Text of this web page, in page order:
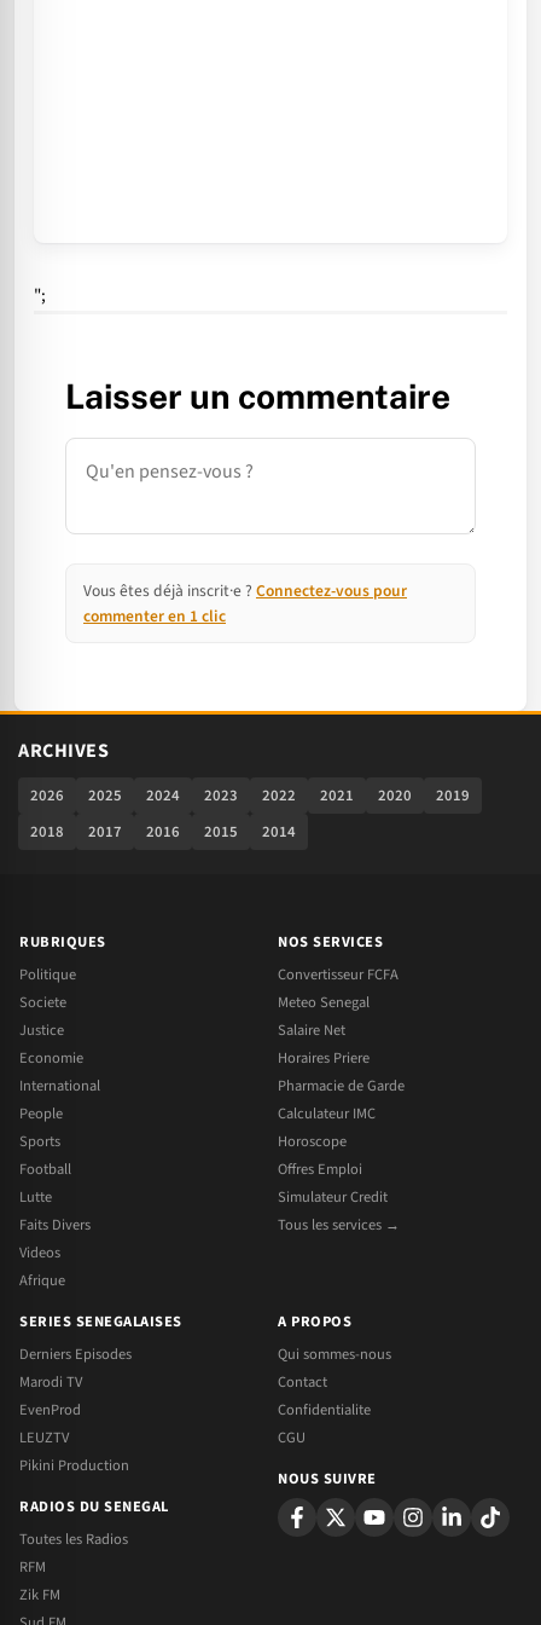
";
Laisser un commentaire
Commentaire
Vous êtes déjà inscrit·e ? Connectez-vous pour
commenter en 1 clic
ARCHIVES
2026 2025 2024 2023 2022 2021 2020
2019
2018
2017 2016 2015 2014
RUBRIQUES
Politique
Societe
Justice
Economie
International
People
Sports
Football
Lutte
Faits Divers
Videos
Afrique
NOS SERVICES
Convertisseur FCFA
Meteo Senegal
Salaire Net
Horaires Priere
Pharmacie de Garde
Calculateur IMC
Horoscope
Offres Emploi
Simulateur Credit
Tous les services →
SERIES SENEGALAISES
Derniers Episodes
Marodi TV
EvenProd
LEUZTV
Pikini Production
RADIOS DU SENEGAL
Toutes les Radios
RFM
Zik FM
A PROPOS
Qui sommes-nous
Contact
Confidentialite
CGU
NOUS SUIVRE